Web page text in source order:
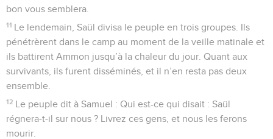
bon vous semblera.
11 Le lendemain, Saül divisa le peuple en trois groupes. Ils
pénétrèrent dans le camp au moment de la veille matinale et
ils battirent Ammon jusqu’à la chaleur du jour. Quant aux
survivants, ils furent disséminés, et il n’en resta pas deux
ensemble.
12 Le peuple dit à Samuel : Qui est-ce qui disait : Saül
régnera-t-il sur nous ? Livrez ces gens, et nous les ferons
mourir.